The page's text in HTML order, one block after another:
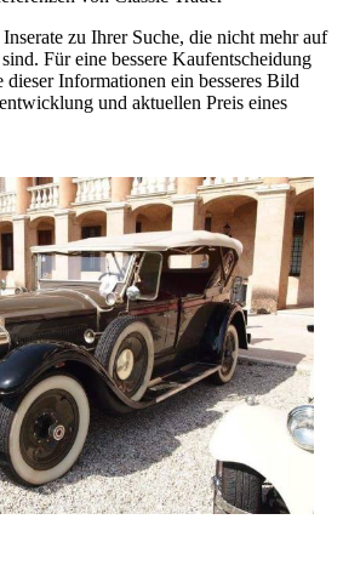
zu Ihrer Suche, die nicht mehr auf
Für eine bessere Kaufentscheidung
Informationen ein besseres Bild
und aktuellen Preis eines